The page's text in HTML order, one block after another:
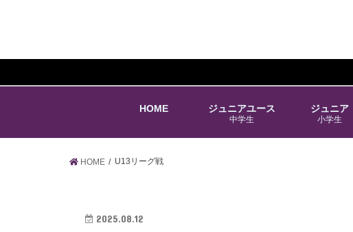
HOME ジュニアユース
中学生
ジュニア
小学生
HOME U13リーグ戦
2025.08.12